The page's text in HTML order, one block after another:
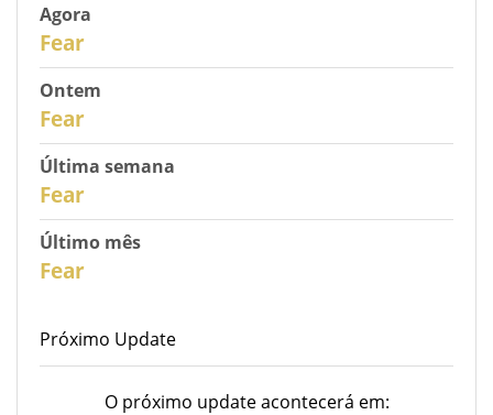
Agora
Fear
Ontem
Fear
Última semana
Fear
Último mês
Fear
Próximo Update
O próximo update acontecerá em: